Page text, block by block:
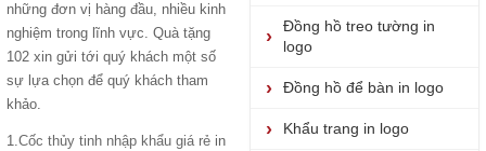
những đơn vị hàng đầu, nhiều kinh
nghiệm trong lĩnh vực. Quà tặng
102 xin gửi tới quý khách một số
sự lựa chọn để quý khách tham
khảo.
1.Cốc thủy tinh nhập khẩu giá rẻ in
Đồng hồ treo tường in
logo
Đồng hồ để bàn in logo
Khẩu trang in logo